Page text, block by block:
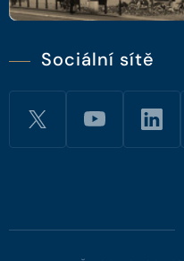
Sociální sítě